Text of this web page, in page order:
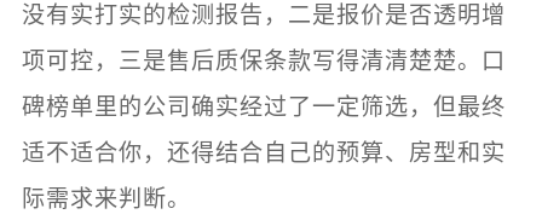
没有实打实的检测报告，二是报价是否透明增
项可控，三是售后质保条款写得清清楚楚。口
碑榜单里的公司确实经过了一定筛选，但最终
适不适合你，还得结合自己的预算、房型和实
际需求来判断。